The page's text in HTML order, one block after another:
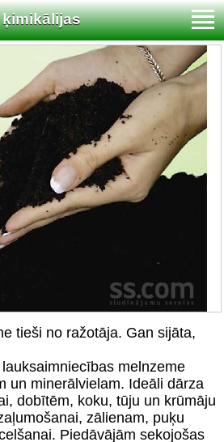
tieši no ražotāja. Gan sijāta,
melnzeme
un minerālvielam. Ideāli dārza
dobītēm, koku, tūju un krūmāju
zālienam, puķu
Piedāvājām sekojošas